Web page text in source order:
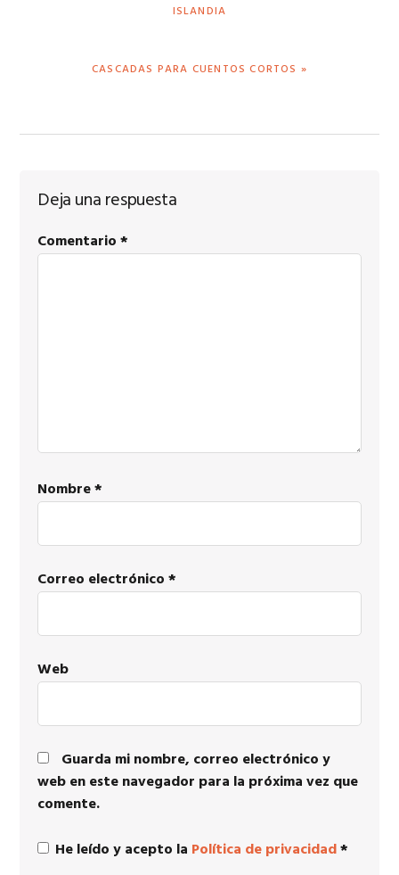
ISLANDIA
SIGUIENTE
CASCADAS PARA CUENTOS CORTOS »
Interacciones
con
los
Deja una respuesta
Comentario*
Nombre*
Correo electrónico*
Web
Guarda mi nombre, correo electrónico y
web en este navegador para la próxima vez que
comente.
He leído y acepto la Política de privacidad*